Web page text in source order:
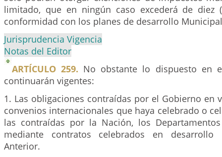
limitado, que en ningún caso excederá de diez
conformidad con los planes de desarrollo
Jurisprudencia Vigencia
Notas del Editor
ARTÍCULO 259. No obstante lo dispuesto en
continuarán vigentes:
1. Las obligaciones contraídas por el Gobierno en
convenios internacionales que haya celebrado o
las contraídas por la Nación, los
mediante contratos celebrados en desarrollo
Anterior.